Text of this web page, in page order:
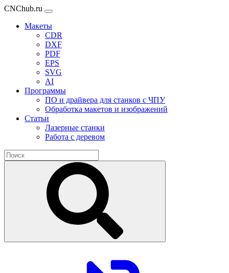
CNChub.ru
Макеты
CDR
DXF
PDF
EPS
SVG
AI
Программы
ПО и драйвера для станков с ЧПУ
Обработка макетов и изображений
Статьи
Лазерные станки
Работа с деревом